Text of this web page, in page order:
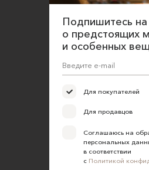
Подпишитесь на
о предстоящих
и особенных
Для покупателей
Для продавцов
Соглашаюсь на
персональных
в соответствии
с Политикой